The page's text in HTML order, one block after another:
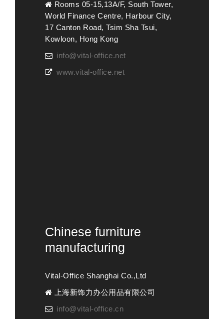
Rooms 05-15,13A/F, South Tower,
World Finance Centre, Harbour City,
17 Canton Road, Tsim Sha Tsui,
Kowloon, Hong Kong
info@vital-office.net
www.vital-office.net
Chinese furniture
manufacturing
Vital-Office Shanghai Co.,Ltd
上海新饰力办公用品有限公司
info@vital-office.cn